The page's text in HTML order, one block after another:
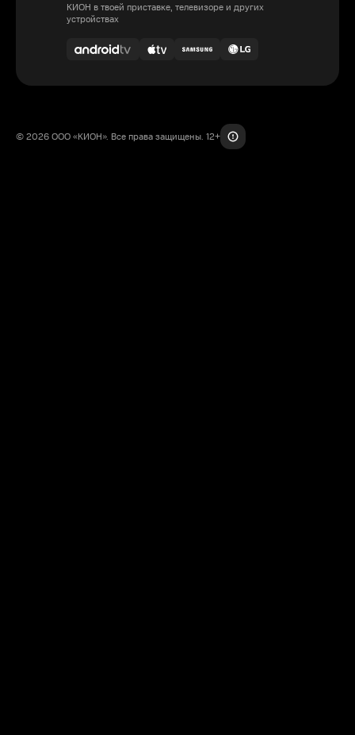
КИОН в твоей приставке, телевизоре и других
устройствах
© 2026 ООО «КИОН». Все права защищены. 12+